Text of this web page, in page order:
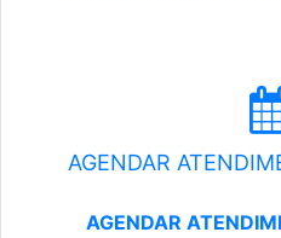
AGENDAR
AGENDAR